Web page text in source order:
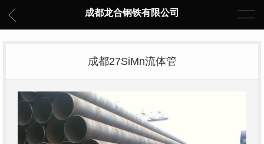
成都龙合钢铁有限公司
成都27SiMn流体管